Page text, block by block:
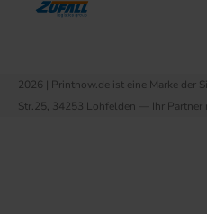
2026 | Printnow.de ist eine Marke der
Str.25, 34253 Lohfelden — Ihr Partner